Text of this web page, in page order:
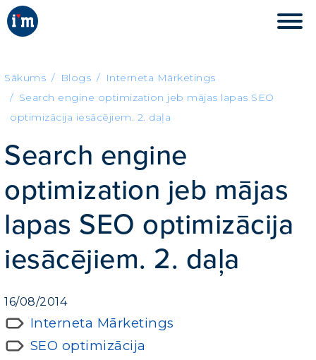
Sākums Blogs
Interneta Mārketings
Search engine optimization jeb mājas lapas SEO
optimizācija iesācējiem. 2. daļa
Search engine
optimization jeb mājas
lapas SEO optimizācija
iesācējiem. 2. daļa
16/08/2014
Interneta Mārketings
SEO optimizācija